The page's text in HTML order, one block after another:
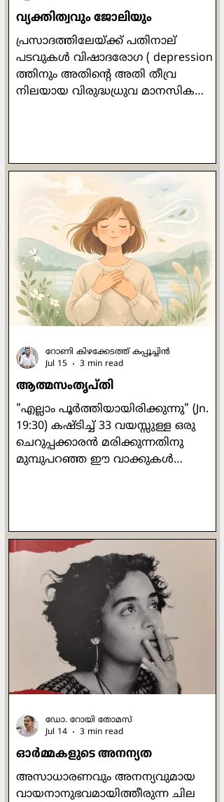
വ്യക്തിത്വവും ജോലിയും
പ്രസാദത്തിലേയ്ക്ക് പതിനാല്
പടവുകള്‍ വിഷാദരോഗ ( depression )
ത്തിനും അതിന്‍റെ അതി തീവ്ര
നിലയായ വിരുദ്ധധ്രുവ മാനസിക
mood mapping ) ത്തിന്‍റെ പതിനാലു
ദിവസത്തെ പഠനം
പൂര്‍ത്തിയാക്കിയശേഷം നാം
അനുബന്ധമായി
മനോനില(Mood)യെക്കുറിച്ച്
പഠിക്കുന്നു . മനോനില അഥവാ മൂഡ്
എന്നത് നമ്മുടെ വ്യക്തിത്വവുമായി
അഭേദ്യമായി ബന്ധപ്പെട്ടിരിക്കുന്നു
എന്ന് നാം കണ്ടു . നാലു തരം
ആത്മസംതൃപ്തി
"എല്ലാം പൂര്‍ത്തിയായിരിക്കുന്നു" (Jn.
19:30) കഷ്ടിച്ച് 33 വയസ്സുള്ള ഒരു
ചെറുപ്പക്കാരന്‍ മരിക്കുന്നതിനു
മുമ്പുപറഞ്ഞ ഈ വാക്കുകള്‍
ജീവിതത്തിന് സ്വപ്നം കാണാന്‍
കഴിയുന്ന ഉന്നത സ്ഥലമാണ് ആ
വാക്കുകള്‍. എന്തെങ്കിലുമൊക്കെ
ചെയ്തു പൂര്‍ത്തിയാക്കുക,
നേടിയെടുക്കുക, സമ്പാദിക്കുക,
അവശേഷിപ്പിക്കുക എന്നിവയൊക്കെ
മനുഷ്യ സഹജമായ അടിസ്ഥാന
ചോദനയാണ്. മാനുഷികമായി
നോക്കുമ്പോള്‍ എന്താണ് ഈശോ
നേടിയത
റോണി കിഴക്കേടത്ത് കപ്പൂച്ചിന്‍
Jul 15
3 min read
ഓര്‍മ്മകളുടെ അനന്യത
അസാധാരണവും അനന്യവുമായ
വായനാനുഭവമായിത്തീരുന്ന ചില
ഡോ. റോയി തോമസ്
Jul 14
3 min read